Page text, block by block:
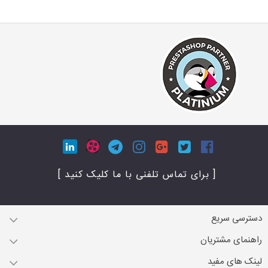
[ برای تماس تلفنی با ما کلیک کنید ]
دسترسی سریع
راهنمای مشتریان
لینک های مفید